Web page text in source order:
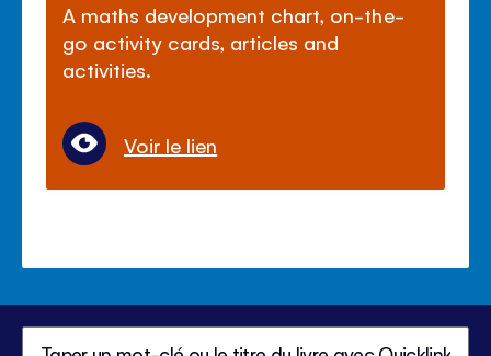
A maths development chart, on-the-
go activity cards, articles and
activities.
Voir le lien